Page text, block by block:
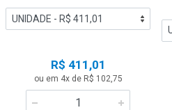
R$ 411,01
ou em 4x de R$ 102,75